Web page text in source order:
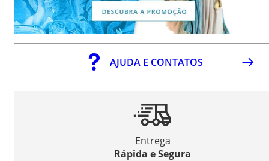
AJUDA E CONTATOS
Entrega
Rápida e Segura